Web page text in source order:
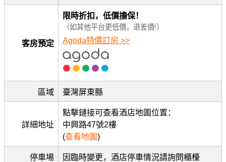
客房預定
限時折扣，低價擔保！
（如其他平台更低價，退差價!）
Agoda特價訂房 >>
區域 臺灣屏東縣
詳細地址
點擊鏈接可查看酒店地圖位置：
中興路47號2樓
(查看地圖)
停車場 因臨時變更，酒店停車情況請詢問櫃檯